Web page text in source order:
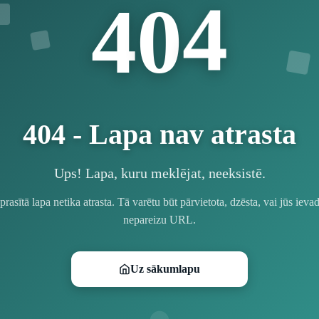
404
404 - Lapa nav atrasta
Ups! Lapa, kuru meklējat, neeksistē.
lapa netika atrasta. Tā varētu būt pārvietota, dzēsta, vai jūs
nepareizu URL.
Uz sākumlapu